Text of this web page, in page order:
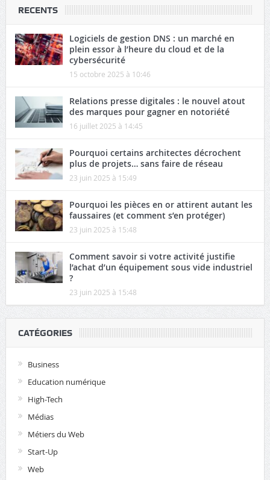
RECENTS
Logiciels de gestion DNS : un marché en
plein essor à l’heure du cloud et de la
cybersécurité
15 octobre 2025 à 10:46
Relations presse digitales : le nouvel atout
des marques pour gagner en notoriété
16 juillet 2025 à 14:45
Pourquoi certains architectes décrochent
plus de projets… sans faire de réseau
23 juin 2025 à 15:49
Pourquoi les pièces en or attirent autant les
faussaires (et comment s’en protéger)
23 juin 2025 à 15:48
Comment savoir si votre activité justifie
l’achat d’un équipement sous vide industriel
?
23 juin 2025 à 15:48
CATÉGORIES
Business
Education numérique
High-Tech
Médias
Métiers du Web
Start-Up
Web